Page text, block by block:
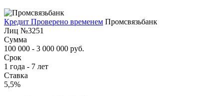
Кредит Проверено временем Промсвязьбанк
Лиц №3251
Сумма
100 000 - 3 000 000 руб.
Срок
1 года - 7 лет
Ставка
5,5%